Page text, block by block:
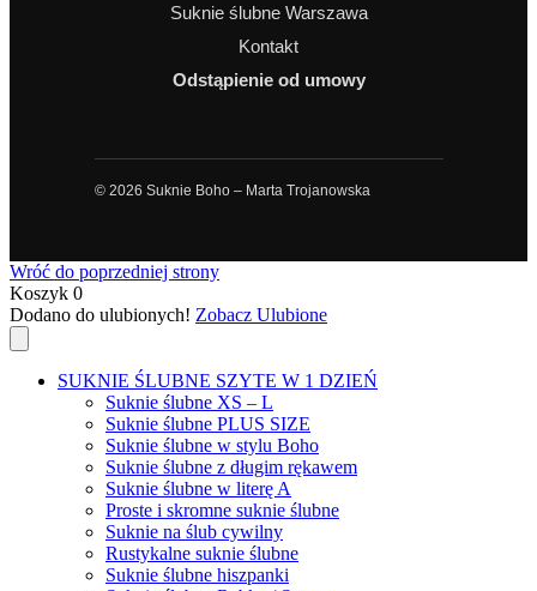
Suknie ślubne Warszawa
Kontakt
Odstąpienie od umowy
© 2026 Suknie Boho – Marta Trojanowska
Wróć do poprzedniej strony
Koszyk 0
Dodano do ulubionych! Zobacz Ulubione
SUKNIE ŚLUBNE SZYTE W 1 DZIEŃ
Suknie ślubne XS – L
Suknie ślubne PLUS SIZE
Suknie ślubne w stylu Boho
Suknie ślubne z długim rękawem
Suknie ślubne w literę A
Proste i skromne suknie ślubne
Suknie na ślub cywilny
Rustykalne suknie ślubne
Suknie ślubne hiszpanki